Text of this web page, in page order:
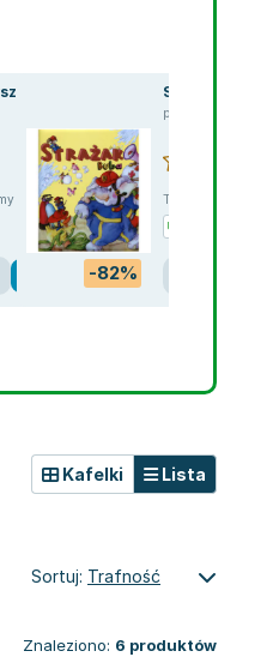
jutro
-82%
Strażak Buba
praca zbiorowa
Twarda
Kafelki Lista
Sortuj: Trafność
Znaleziono: 6 produktów